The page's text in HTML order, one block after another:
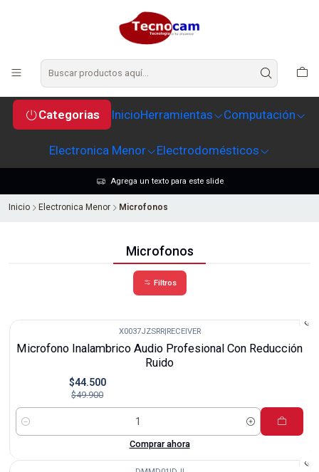
Categorias InicioHerramientas Computación
Electronica Menor Electrodomésticos
Agrega un texto para este slide
Inicio Electronica Menor Microfonos
Microfonos
Filtros
X0037JZSRR|RECEIVER
Microfono Inalambrico Audio Profesional Con Reducción
Ruido
$44.500
$49.900
Cantidad
Comprar ahora